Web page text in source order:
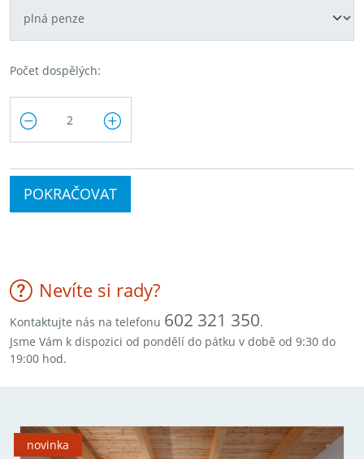
Počet dospělých:
POKRAČOVAT
Nevíte si rady?
Kontaktujte nás na telefonu 602 321 350.
Jsme Vám k dispozici od pondělí do pátku v době od 9:30 do
19:00 hod.
novinka